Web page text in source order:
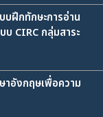
ฝึกทักษะการอ่าน
บ CIRC กลุ่มสาระ
าอังกฤษเพื่อความ